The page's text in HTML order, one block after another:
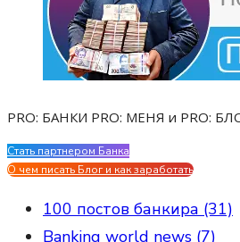
PRO: БАНКИ PRO: МЕНЯ и PRO:
Стать партнером Банка
О чем писать Блог и как заработать
100 постов банкира (31)
Banking world news (7)